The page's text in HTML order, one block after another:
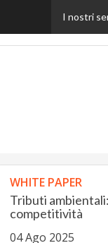
I nostri
WHITE PAPER
Tributi
competitività
04 Ago 2025